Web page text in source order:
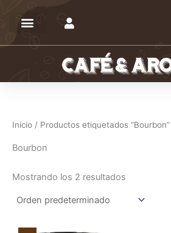
Inicio / Productos etiquetados “Bourbon”
Bourbon
Mostrando los 2 resultados